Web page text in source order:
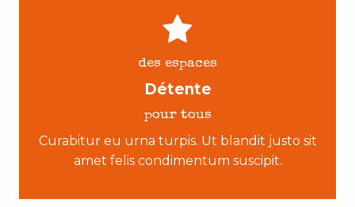
des espaces
Détente
pour tous
Curabitur eu urna turpis. Ut blandit justo sit
amet felis condimentum suscipit.